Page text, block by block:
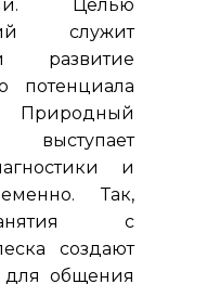
Целью
служит
развитие
потенциала
Природный
и
Так,
с
создают
для общения